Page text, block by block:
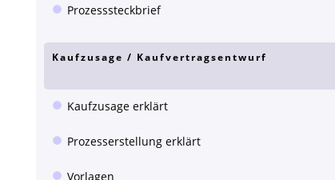
Prozesssteckbrief
Kaufzusage / Kaufvertragsentwurf
Kaufzusage erklärt
Prozesserstellung erklärt
Vorlagen